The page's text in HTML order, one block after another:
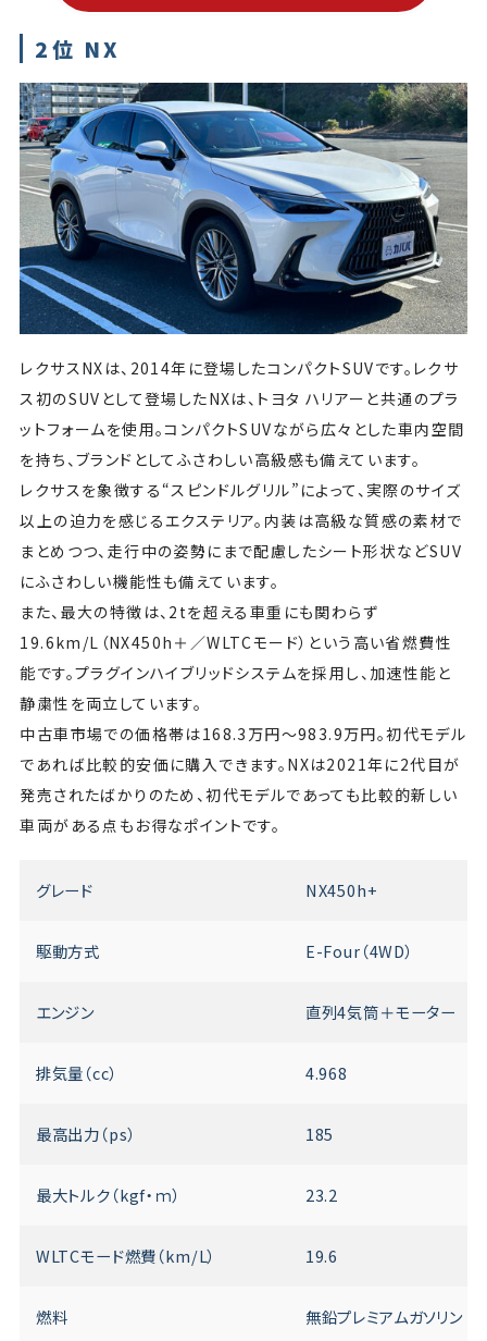
2位 NX
レクサスNXは、2014年に登場したコンパクトSUVです。レクサ
ス初のSUVとして登場したNXは、トヨタ ハリアーと共通のプラ
ットフォームを使用。コンパクトSUVながら広々とした車内空間
を持ち、ブランドとしてふさわしい高級感も備えています。
レクサスを象徴する“スピンドルグリル”によって、実際のサイズ
以上の迫力を感じるエクステリア。内装は高級な質感の素材で
まとめつつ、走行中の姿勢にまで配慮したシート形状などSUV
にふさわしい機能性も備えています。
また、最大の特徴は、2tを超える車重にも関わらず
19.6km/L（NX450h＋／WLTCモード）という高い省燃費性
能です。プラグインハイブリッドシステムを採用し、加速性能と
静粛性を両立しています。
中古車市場での価格帯は168.3万円～983.9万円。初代モデル
であれば比較的安価に購入できます。NXは2021年に2代目が
発売されたばかりのため、初代モデルであっても比較的新しい
車両がある点もお得なポイントです。
グレード NX450h+
駆動方式 E-Four（4WD）
エンジン 直列4気筒＋モーター
排気量（cc） 4.968
最高出力（ps） 185
最大トルク（kgf・ｍ） 23.2
WLTCモード燃費（km/L） 19.6
燃料 無鉛プレミアムガソリン